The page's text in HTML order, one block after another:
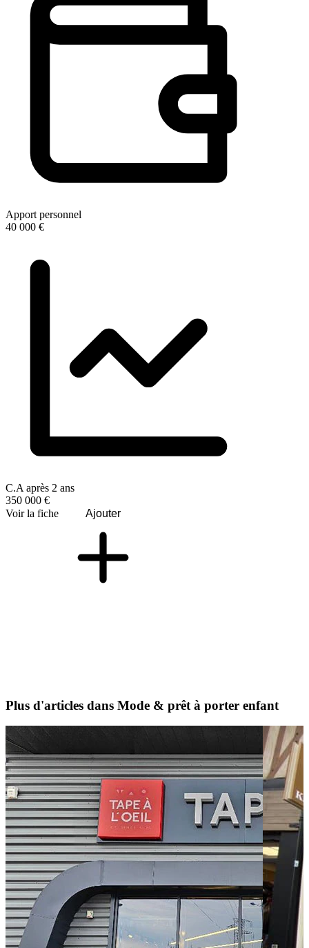
Apport personnel
40 000 €
C.A après 2 ans
350 000 €
Voir la fiche
Ajouter
Plus d'articles dans Mode & prêt à porter enfant